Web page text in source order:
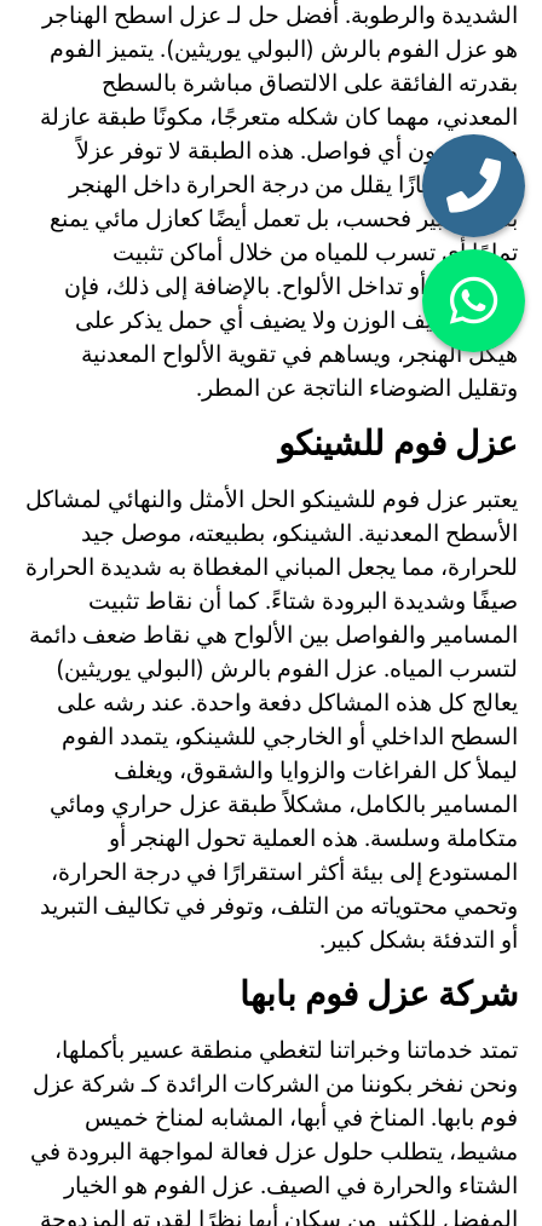
الشديدة والرطوبة. أفضل حل لـ عزل اسطح الهناجر
هو عزل الفوم بالرش (البولي يوريثين). يتميز الفوم
بقدرته الفائقة على الالتصاق مباشرة بالسطح
المعدني، مهما كان شكله متعرجًا، مكونًا طبقة عازلة
متصلة بدون أي فواصل. هذه الطبقة لا توفر عزلاً
حراريًا ممتازًا يقلل من درجة الحرارة داخل الهنجر
بشكل كبير فحسب، بل تعمل أيضًا كعازل مائي يمنع
تمامًا أي تسرب للمياه من خلال أماكن تثبيت
المسامير أو تداخل الألواح. بالإضافة إلى ذلك، فإن
الفوم خفيف الوزن ولا يضيف أي حمل يذكر على
هيكل الهنجر، ويساهم في تقوية الألواح المعدنية
وتقليل الضوضاء الناتجة عن المطر.
عزل فوم للشينكو
يعتبر عزل فوم للشينكو الحل الأمثل والنهائي لمشاكل
الأسطح المعدنية. الشينكو، بطبيعته، موصل جيد
للحرارة، مما يجعل المباني المغطاة به شديدة الحرارة
صيفًا وشديدة البرودة شتاءً. كما أن نقاط تثبيت
المسامير والفواصل بين الألواح هي نقاط ضعف دائمة
لتسرب المياه. عزل الفوم بالرش (البولي يوريثين)
يعالج كل هذه المشاكل دفعة واحدة. عند رشه على
السطح الداخلي أو الخارجي للشينكو، يتمدد الفوم
ليملأ كل الفراغات والزوايا والشقوق، ويغلف
المسامير بالكامل، مشكلاً طبقة عزل حراري ومائي
متكاملة وسلسة. هذه العملية تحول الهنجر أو
المستودع إلى بيئة أكثر استقرارًا في درجة الحرارة،
وتحمي محتوياته من التلف، وتوفر في تكاليف التبريد
أو التدفئة بشكل كبير.
شركة عزل فوم بابها
تمتد خدماتنا وخبراتنا لتغطي منطقة عسير بأكملها،
ونحن نفخر بكوننا من الشركات الرائدة كـ شركة عزل
فوم بابها. المناخ في أبها، المشابه لمناخ خميس
مشيط، يتطلب حلول عزل فعالة لمواجهة البرودة في
الشتاء والحرارة في الصيف. عزل الفوم هو الخيار
المفضل للكثير من سكان أبها نظرًا لقدرته المزدوجة